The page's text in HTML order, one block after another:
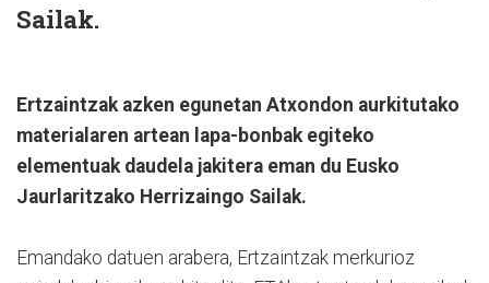
Sailak.
Ertzaintzak azken egunetan Atxondon aurkitutako
materialaren artean lapa-bonbak egiteko
elementuak daudela jakitera eman du Eusko
Jaurlaritzako Herrizaingo Sailak.
Emandako datuen arabera, Ertzaintzak merkurioz